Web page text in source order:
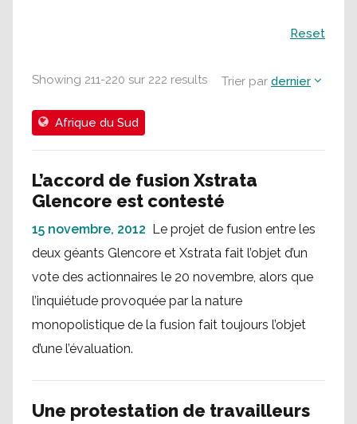
Showing 211-220 sur 222 results Trier par dernier
Afrique du Sud
L’accord de fusion Xstrata
Glencore est contesté
15 novembre, 2012 Le projet de fusion entre les
deux géants Glencore et Xstrata fait l’objet d’un
vote des actionnaires le 20 novembre, alors que
l’inquiétude provoquée par la nature
monopolistique de la fusion fait toujours l’objet
d’une l’évaluation.
Une protestation de travailleurs
Reset